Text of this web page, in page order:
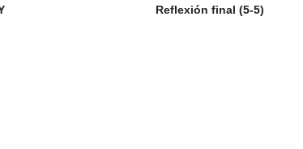
Reflexión final (5-5)